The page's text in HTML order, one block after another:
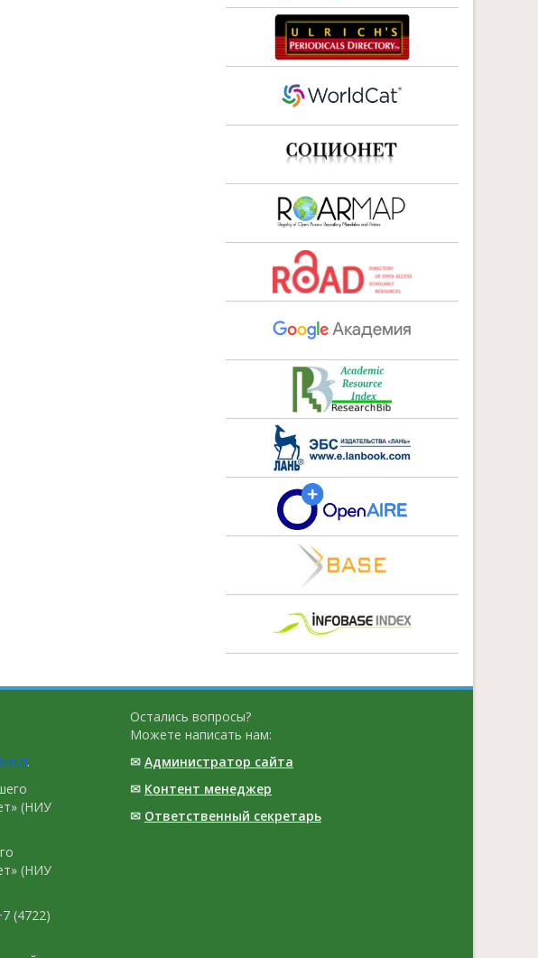
.
(НИУ
(НИУ
(4722)
Остались вопросы?
Можете написать нам:
✉ Администратор сайта
✉ Контент менеджер
✉ Ответственный cекретарь